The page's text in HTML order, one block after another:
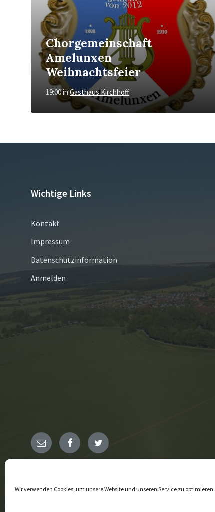
Wir verwenden Cookies, um unsere Website und unseren Service zu optimieren.
Chorgemeinschaft
Amelunxen
Weihnachtsfeier
19:00in Gasthaus Kirchhoff
Wichtige Links
Kontakt
Impressum
Datenschutzinformation
Anmelden
E- FacebookTwitter